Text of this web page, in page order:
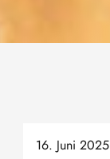
16. Juni 2025